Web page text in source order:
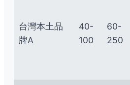
台灣本土品
牌A
40-
100
60-
250